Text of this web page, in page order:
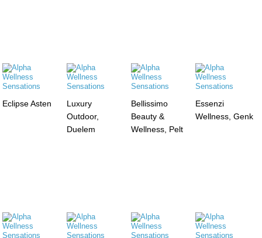
Eclipse Asten
Luxury
Outdoor,
Duelem
Bellissimo
Beauty &
Wellness, Pelt
Essenzi
Wellness, Genk